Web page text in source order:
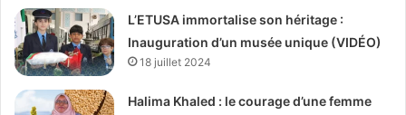
L’ETUSA immortalise son héritage :
Inauguration d’un musée unique (VIDÉO)
18 juillet 2024
Halima Khaled : le courage d’une femme